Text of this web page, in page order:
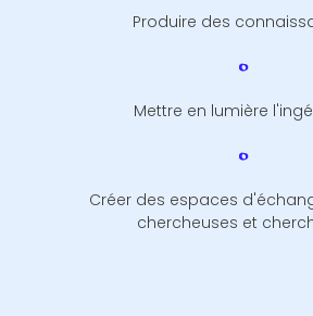
Produire des
Mettre en lumière
Créer des espaces
chercheuses et